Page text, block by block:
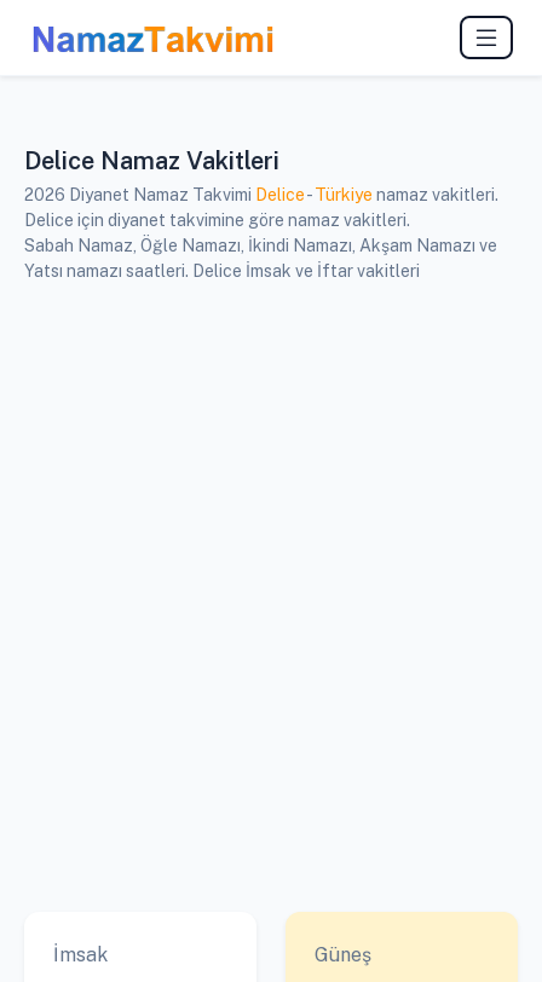
Delice Namaz Vakitleri
2026 Diyanet Namaz Takvimi Delice-Türkiye namaz vakitleri.
Delice için diyanet takvimine göre namaz vakitleri.
Sabah Namaz, Öğle Namazı, İkindi Namazı, Akşam Namazı ve
Yatsı namazı saatleri. Delice İmsak ve İftar vakitleri
İmsak Güneş